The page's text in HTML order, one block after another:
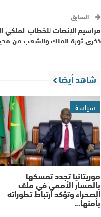
السابق
مراسيم الإنصات للخطاب الملكي
ذكرى ثورة الملك والشعب من
شاهد أيضا
سياسة
موريتانيا تجدد تمسكها
بالمسار الأممي في ملف
الصحراء وتؤكد ارتباط تطوراته
بأمنها…